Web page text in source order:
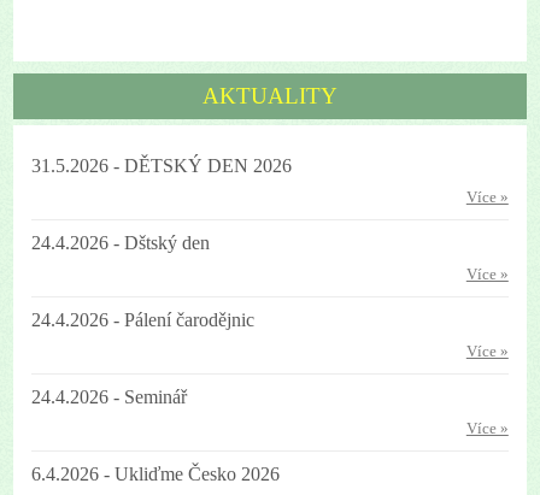
AKTUALITY
31.5.2026 - DĚTSKÝ DEN 2026
Více »
24.4.2026 - Dštský den
Více »
24.4.2026 - Pálení čarodějnic
Více »
24.4.2026 - Seminář
Více »
6.4.2026 - Ukliďme Česko 2026